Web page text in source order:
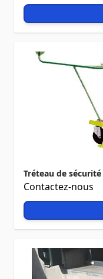
Tréteau de sécurité
Contactez-nous